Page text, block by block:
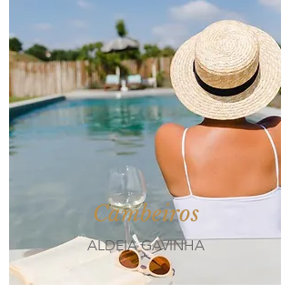
Cambeiros
ALDEIA GAVINHA